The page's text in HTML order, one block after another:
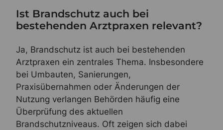
Ist Brandschutz auch bei
bestehenden Arztpraxen relevant?
Ja, Brandschutz ist auch bei bestehenden
Arztpraxen ein zentrales Thema. Insbesondere
bei Umbauten, Sanierungen,
Praxisübernahmen oder Änderungen der
Nutzung verlangen Behörden häufig eine
Überprüfung des aktuellen
Brandschutzniveaus. Oft zeigen sich dabei